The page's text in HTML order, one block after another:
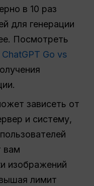
в 10 раз
для генерации
Посмотреть
ChatGPT Go vs
зависеть от
и систему,
вам
изображений
лимит